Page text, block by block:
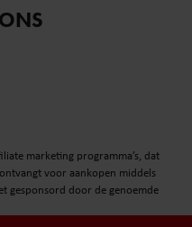
marketing programma’s, dat
voor aankopen middels
gesponsord door de genoemde